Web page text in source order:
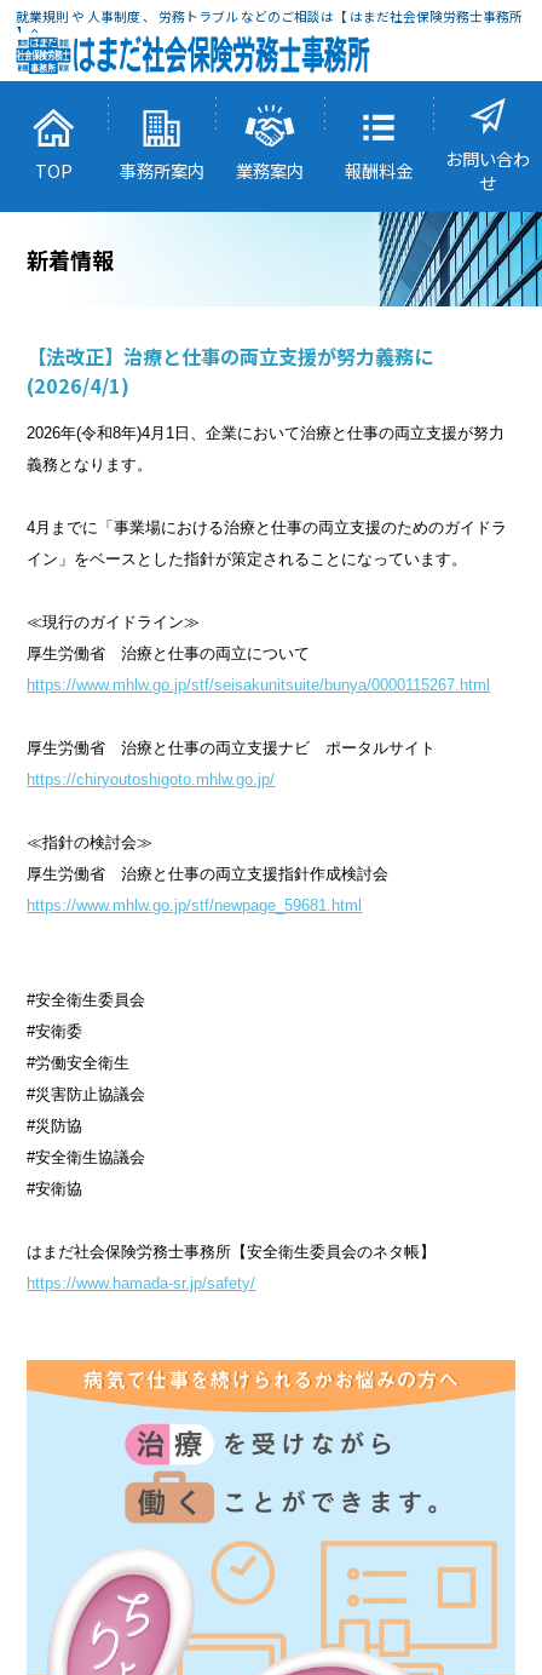
就業規則 や 人事制度 、 労務トラブル などのご相談は【 はまだ社会保険労務士事務所
】へ
TOP 事務所案内 業務案内 報酬料金
お問い合わ
せ
新着情報
【法改正】治療と仕事の両立支援が努力義務に
(2026/4/1)
2026年(令和8年)4月1日、企業において治療と仕事の両立支援が努力
義務となります。
4月までに「事業場における治療と仕事の両立支援のためのガイドラ
イン」をベースとした指針が策定されることになっています。
≪現行のガイドライン≫
厚生労働省 治療と仕事の両立について
https://www.mhlw.go.jp/stf/seisakunitsuite/bunya/0000115267.html
厚生労働省 治療と仕事の両立支援ナビ ポータルサイト
https://chiryoutoshigoto.mhlw.go.jp/
≪指針の検討会≫
厚生労働省 治療と仕事の両立支援指針作成検討会
https://www.mhlw.go.jp/stf/newpage_59681.html
#安全衛生委員会
#安衛委
#労働安全衛生
#災害防止協議会
#災防協
#安全衛生協議会
#安衛協
はまだ社会保険労務士事務所【安全衛生委員会のネタ帳】
https://www.hamada-sr.jp/safety/